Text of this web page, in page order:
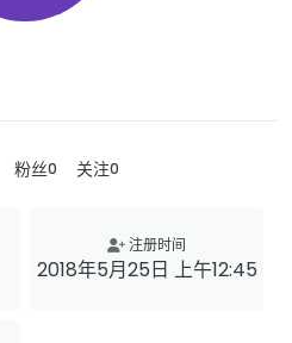
粉丝0 关注0
注册时间
2018年5月25日 上午12:45